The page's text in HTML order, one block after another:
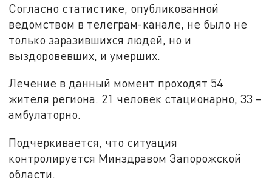
Согласно статистике, опубликованной
ведомством в телеграм-канале, не было не
только заразившихся людей, но и
выздоровевших, и умерших.
Лечение в данный момент проходят 54
жителя региона. 21 человек стационарно, 33 –
амбулаторно.
Подчеркивается, что ситуация
контролируется Минздравом Запорожской
области.